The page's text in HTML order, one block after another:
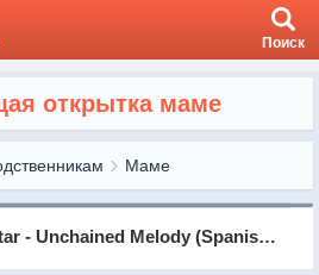
Поиск
открытка маме
Маме
The Spanish Guitar - Unchained Melody (Spanish Guitar Version)